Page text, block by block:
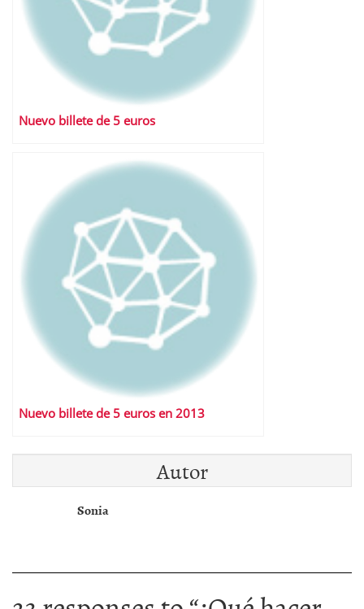
Nuevo billete de 5 euros
Nuevo billete de 5 euros en 2013
Autor
Sonia